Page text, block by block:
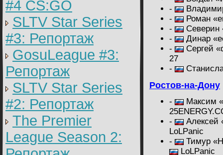
#4 CS:GO
SLTV Star Series
#3: Репортаж
GosuLeague #3:
Репортаж
SLTV Star Series
#2: Репортаж
The Premier
League Season 2:
-
-
Роман
-
Северин
-
Динар
-
Сергей
27
-
Ростов-на-Дону
-
Максим
-
Алексей
LoLPanic
-
Тимур
LoLPanic